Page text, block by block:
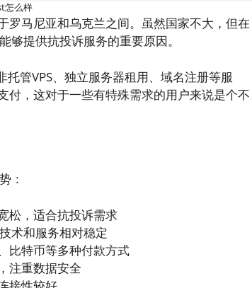
怎么样
罗马尼亚和乌克兰之间。虽然国家不大，但在
提供抗投诉服务的重要原因。
管VPS、独立服务器租用、域名注册等服
付，这对于一些有特殊需求的用户来说是个不
：
松，适合抗投诉需求
术和服务相对稳定
比特币等多种付款方式
注重数据安全